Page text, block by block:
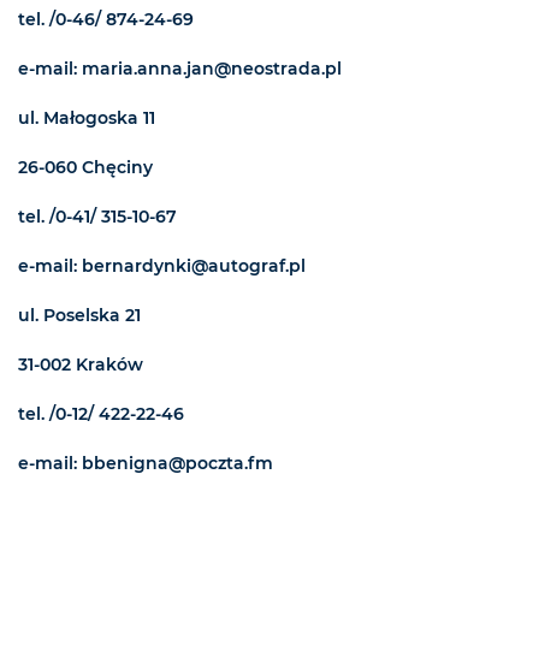
tel. /0-46/ 874-24-69
e-mail: maria.anna.jan@neostrada.pl
ul. Małogoska 11
26-060 Chęciny
tel. /0-41/ 315-10-67
e-mail: bernardynki@autograf.pl
ul. Poselska 21
31-002 Kraków
tel. /0-12/ 422-22-46
e-mail: bbenigna@poczta.fm